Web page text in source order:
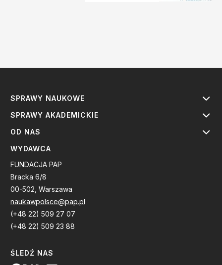
SPRAWY NAUKOWE
SPRAWY AKADEMICKIE
OD NAS
WYDAWCA
FUNDACJA PAP
Bracka 6/8
00-502, Warszawa
naukawpolsce@pap.pl
(+48 22) 509 27 07
(+48 22) 509 23 88
ŚLEDŹ NAS